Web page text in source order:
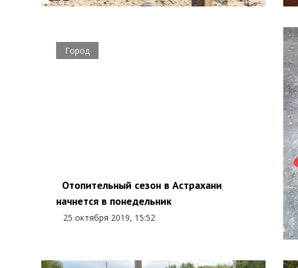
Город
Отопительный сезон в Астрахани
начнется в понедельник
25 октября 2019, 15:52